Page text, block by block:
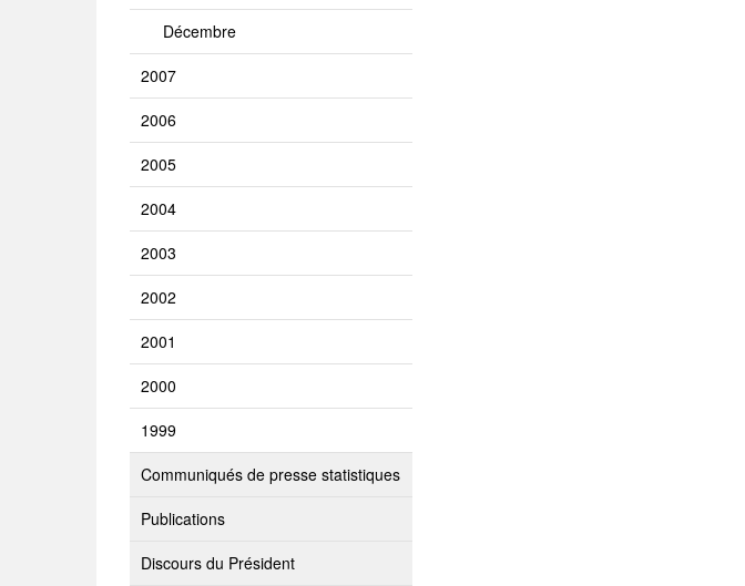
Décembre
2007
2006
2005
2004
2003
2002
2001
2000
1999
Communiqués de presse statistiques
Publications
Discours du Président